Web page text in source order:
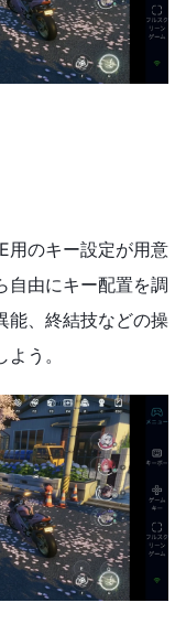
用のキー設定が用意
自由にキー配置を調
能、終結技などの操
う。